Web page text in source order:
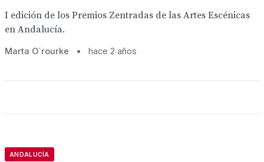
I edición de los Premios Zentradas de las Artes Escénicas
en Andalucía.
Marta O´rourke • hace 2 años
ANDALUCÍA